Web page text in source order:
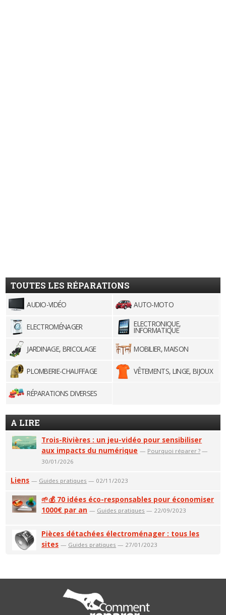
TOUTES LES RÉPARATIONS
AUDIO-VIDÉO AUTO-MOTO
ELECTROMÉNAGER ELECTRONIQUE,
INFORMATIQUE
JARDINAGE, BRICOLAGE
MOBILIER, MAISON
PLOMBERIE-CHAUFFAGE VÊTEMENTS, LINGE, BIJOUX
RÉPARATIONS DIVERSES
A LIRE
Trois-Rivières : un jeu-vidéo pour sensibiliser
aux impacts du numérique — Pourquoi réparer ? —
30/01/2026
Liens — Guides pratiques — 02/11/2023
🌱💰 70 idées éco-responsables pour économiser
1000€ par an — Guides pratiques — 22/09/2023
Pièces détachées électroménager : tous les
sites — Guides pratiques — 27/01/2023